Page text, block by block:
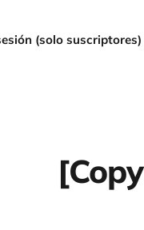
(solo suscriptores)